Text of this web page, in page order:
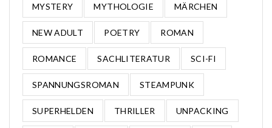
MYSTERY MYTHOLOGIE MÄRCHEN
NEW ADULT POETRY ROMAN
ROMANCE SACHLITERATUR SCI-FI
SPANNUNGSROMAN STEAMPUNK
SUPERHELDEN THRILLER UNPACKING